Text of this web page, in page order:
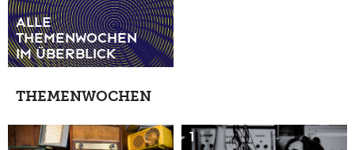
1996
Alle
Themenwochen
im Überblick
THEMENWOCHEN
1